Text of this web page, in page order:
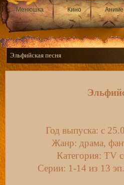
Менюшка Кино Аниме
Эльфийская песня
Год выпуска: c
Жанр: драма,
Категория: TV
Серии: 1-14 из 13